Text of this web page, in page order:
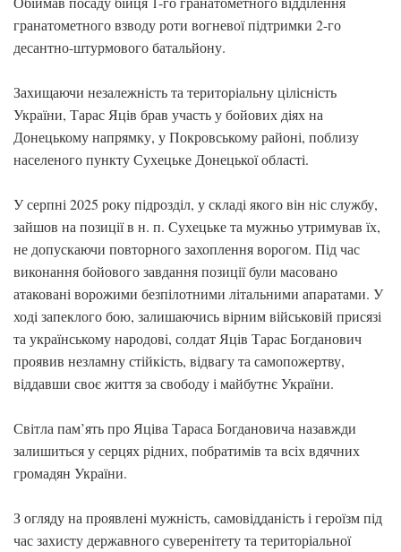
гранатометного взводу роти вогневої підтримки 2-го
десантно-штурмового батальйону.
Захищаючи незалежність та територіальну цілісність
України, Тарас Яців брав участь у бойових діях на
Донецькому напрямку, у Покровському районі, поблизу
населеного пункту Сухецьке Донецької області.
У серпні 2025 року підрозділ, у складі якого він ніс службу,
зайшов на позиції в н. п. Сухецьке та мужньо утримував їх,
не допускаючи повторного захоплення ворогом. Під час
виконання бойового завдання позиції були масовано
атаковані ворожими безпілотними літальними апаратами. У
ході запеклого бою, залишаючись вірним військовій присязі
та українському народові, солдат Яців Тарас Богданович
проявив незламну стійкість, відвагу та самопожертву,
віддавши своє життя за свободу і майбутнє України.
Світла пам’ять про Яціва Тараса Богдановича назавжди
залишиться у серцях рідних, побратимів та всіх вдячних
громадян України.
З огляду на проявлені мужність, самовідданість і героїзм під
час захисту державного суверенітету та територіальної